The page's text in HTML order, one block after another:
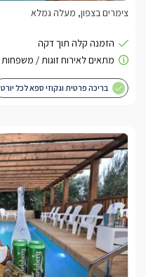
צימרים בצפון, מעלה גמלא
בריכה פרטית וגקוזי ספא לכל יורט